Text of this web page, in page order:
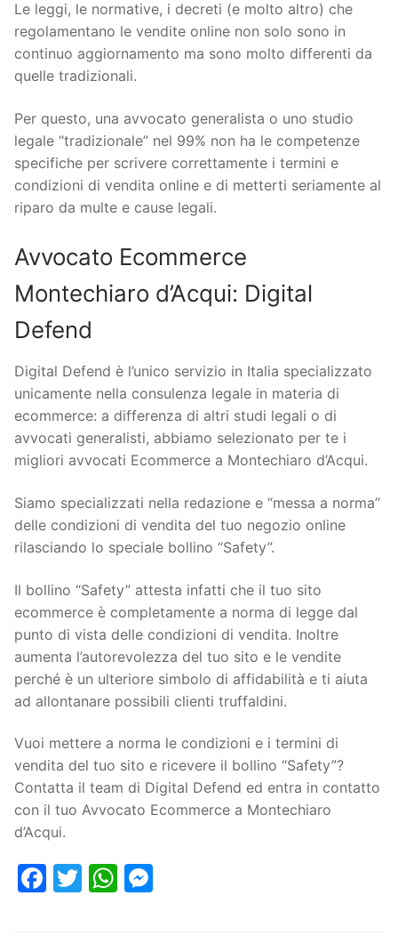
Le leggi, le normative, i decreti (e molto altro) che
regolamentano le vendite online non solo sono in
continuo aggiornamento ma sono molto differenti da
quelle tradizionali.
Per questo, una avvocato generalista o uno studio
legale “tradizionale” nel 99% non ha le competenze
specifiche per scrivere correttamente i termini e
condizioni di vendita online e di metterti seriamente al
riparo da multe e cause legali.
Avvocato Ecommerce
Montechiaro d’Acqui: Digital
Defend
Digital Defend è l’unico servizio in Italia specializzato
unicamente nella consulenza legale in materia di
ecommerce: a differenza di altri studi legali o di
avvocati generalisti, abbiamo selezionato per te i
migliori avvocati Ecommerce a Montechiaro d’Acqui.
Siamo specializzati nella redazione e “messa a norma”
delle condizioni di vendita del tuo negozio online
rilasciando lo speciale bollino “Safety”.
Il bollino “Safety” attesta infatti che il tuo sito
ecommerce è completamente a norma di legge dal
punto di vista delle condizioni di vendita. Inoltre
aumenta l’autorevolezza del tuo sito e le vendite
perché è un ulteriore simbolo di affidabilità e ti aiuta
ad allontanare possibili clienti truffaldini.
Vuoi mettere a norma le condizioni e i termini di
vendita del tuo sito e ricevere il bollino “Safety”?
Contatta il team di Digital Defend ed entra in contatto
con il tuo Avvocato Ecommerce a Montechiaro
d’Acqui.
Facebook
TwitterWhatsApp